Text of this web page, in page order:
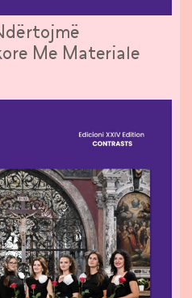
Me Materiale